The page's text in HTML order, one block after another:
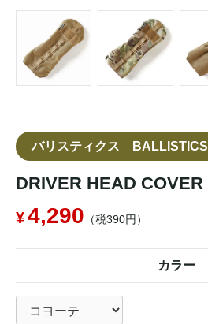
バリスティクス BALLISTICS
DRIVER HEAD COVER
4,290 （税390円）
カラー